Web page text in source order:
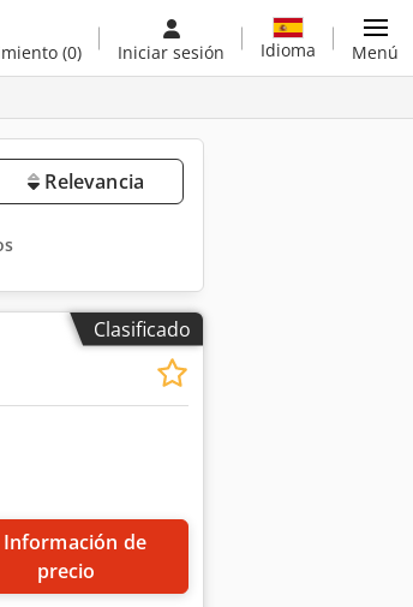
(0) Iniciar sesión Idioma Menú
Relevancia
Clasificado
precio